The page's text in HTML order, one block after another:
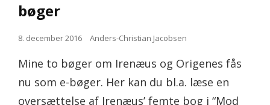
bøger
Posted
8. december 2016 Anders-Christian Jacobsen
Mine to bøger om Irenæus og Origenes fås
nu som e-bøger. Her kan du bl.a. læse en
oversættelse af Irenæus’ femte bog i “Mod